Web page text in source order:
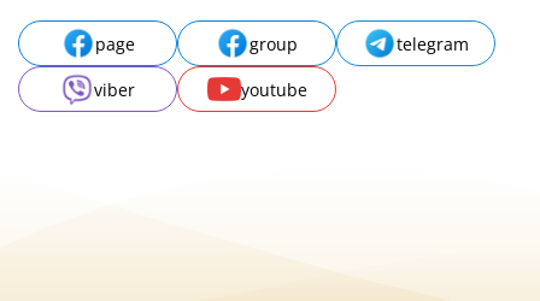
page group
telegram
viber
youtube